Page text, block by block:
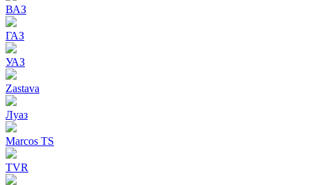
ВАЗ
ГАЗ
УАЗ
Zastava
Луаз
Marcos TS
TVR